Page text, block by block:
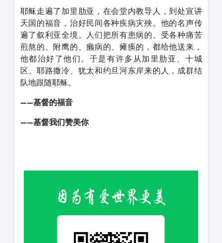
耶稣走遍了加里肋亚，在会堂内教导人，到处宣讲
天国的福音，治好民间各种疾病灾殃。他的名声传
遍了叙利亚全境。人们把所有患病的、受各种痛苦
煎熬的、附鹰的、癞病的、瘫痪的，都给他送来，
他都治好了他们。于是有许多从加里肋亚、十城
区、耶路撒冷、犹太和约旦河东岸来的人，成群结
队地跟随耶稣。
——基督的福音
——基督我们赞美你